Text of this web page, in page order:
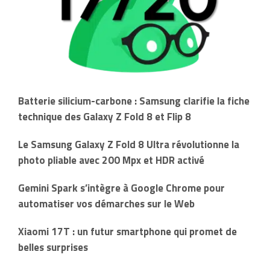
Batterie silicium-carbone : Samsung clarifie la fiche
technique des Galaxy Z Fold 8 et Flip 8
Le Samsung Galaxy Z Fold 8 Ultra révolutionne la
photo pliable avec 200 Mpx et HDR activé
Gemini Spark s’intègre à Google Chrome pour
automatiser vos démarches sur le Web
Xiaomi 17T : un futur smartphone qui promet de
belles surprises